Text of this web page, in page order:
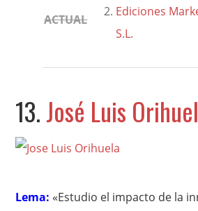
ACTUAL
Ediciones
S.L.
13.José Luis
Lema: «Estudio el impacto de la